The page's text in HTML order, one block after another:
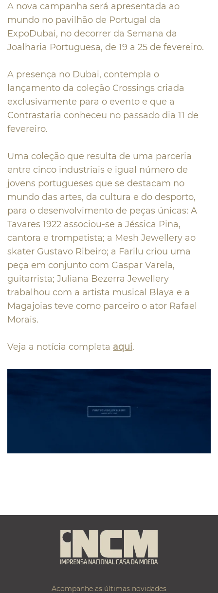
A nova campanha será apresentada ao
mundo no pavilhão de Portugal da
ExpoDubai, no decorrer da Semana da
Joalharia Portuguesa, de 19 a 25 de fevereiro.
A presença no Dubai, contempla o
lançamento da coleção Crossings criada
exclusivamente para o evento e que a
Contrastaria conheceu no passado dia 11 de
fevereiro.
Uma coleção que resulta de uma parceria
entre cinco industriais e igual número de
jovens portugueses que se destacam no
mundo das artes, da cultura e do desporto,
para o desenvolvimento de peças únicas: A
Tavares 1922 associou-se a Jéssica Pina,
cantora e trompetista; a Mesh Jewellery ao
skater Gustavo Ribeiro; a Farilu criou uma
peça em conjunto com Gaspar Varela,
guitarrista; Juliana Bezerra Jewellery
trabalhou com a artista musical Blaya e a
Magajoias teve como parceiro o ator Rafael
Morais.
Veja a notícia completa aqui.
Acompanhe as últimas novidades